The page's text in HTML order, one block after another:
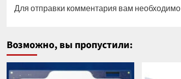
Для отправки комментария вам необходимо
Возможно, вы пропустили: